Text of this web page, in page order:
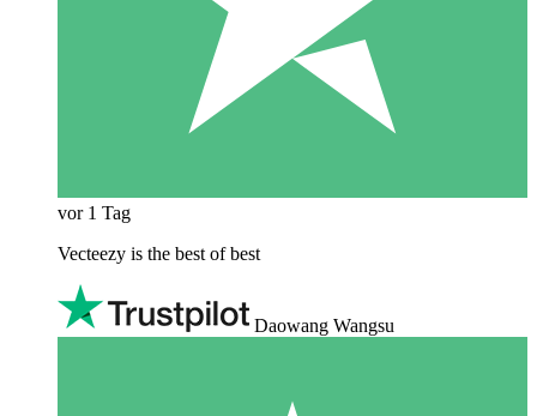
vor 1 Tag
Vecteezy is the best of best
Daowang Wangsu